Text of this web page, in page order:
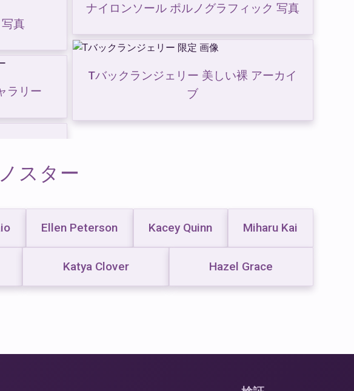
真
ラリー
ナイロンソール ポルノグラフィック 写真
Tバックランジェリー 美しい裸 アーカイ
ブ
スター
Ellen Peterson Kacey Quinn Miharu Kai
Katya Clover Hazel Grace